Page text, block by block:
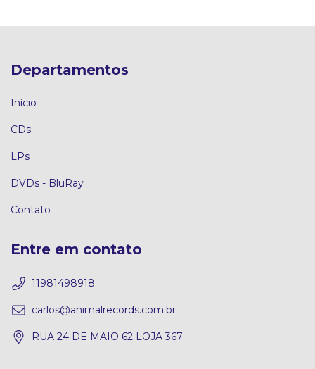
Departamentos
Início
CDs
LPs
DVDs - BluRay
Contato
Entre em contato
11981498918
carlos@animalrecords.com.br
RUA 24 DE MAIO 62 LOJA 367